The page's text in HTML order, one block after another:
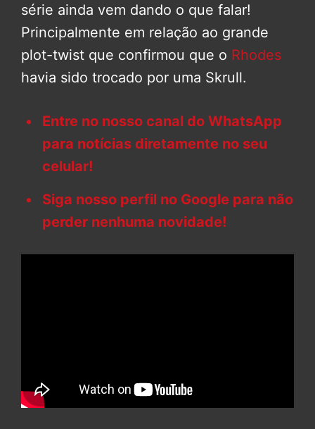
série ainda vem dando o que falar!
Principalmente em relação ao grande
plot-twist que confirmou que o Rhodes
havia sido trocado por uma Skrull.
Entre no nosso canal do WhatsApp
para notícias diretamente no seu
celular!
Siga nosso perfil no Google para não
perder nenhuma novidade!